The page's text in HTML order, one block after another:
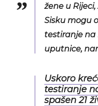
žene u
Sisku mogu
testiranje na
uputnice,
Uskoro
testiranje
spašen 21